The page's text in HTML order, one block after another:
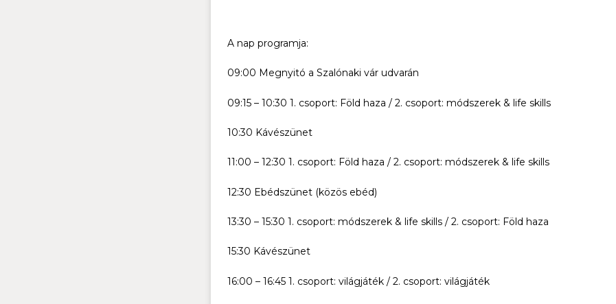
A nap programja:
09:00 Megnyitó a Szalónaki vár udvarán
09:15 – 10:30 1. csoport: Föld haza / 2. csoport: módszerek & life skills
10:30 Kávészünet
11:00 – 12:30 1. csoport: Föld haza / 2. csoport: módszerek & life skills
12:30 Ebédszünet (közös ebéd)
13:30 – 15:30 1. csoport: módszerek & life skills / 2. csoport: Föld haza
15:30 Kávészünet
16:00 – 16:45 1. csoport: világjáték / 2. csoport: világjáték